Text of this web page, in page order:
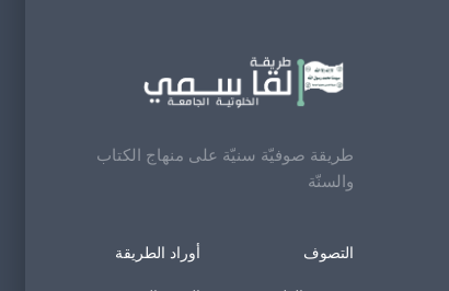
طريقة صوفيّة سنيّة على منهاج الكتاب
والسنّة
التصوف أوراد الطريقة